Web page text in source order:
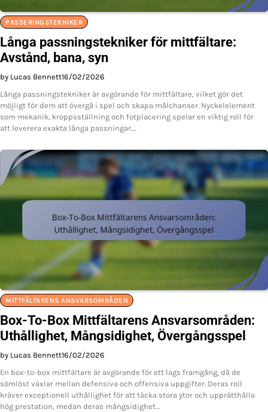
PASSERINGSTEKNIKER
Långa passningstekniker för mittfältare:
Avstånd, bana, syn
by Lucas Bennett16/02/2026
Långa passningstekniker är avgörande för mittfältare, vilket gör det
möjligt för dem att övergå i spel och skapa målchanser. Nyckelelement
som mekanik, kroppsställning och fotplacering spelar en viktig roll för
att leverera exakta långa passningar.…
MITTFÄLTARENS ANSVARSOMRÅDEN
Box-To-Box Mittfältarens Ansvarsområden:
Uthållighet, Mångsidighet, Övergångsspel
by Lucas Bennett16/02/2026
En box-to-box mittfältare är avgörande för ett lags framgång, då de
sömlöst växlar mellan defensiva och offensiva uppgifter. Deras roll
kräver exceptionell uthållighet för att täcka stora ytor och upprätthålla
hög prestation, medan deras mångsidighet…